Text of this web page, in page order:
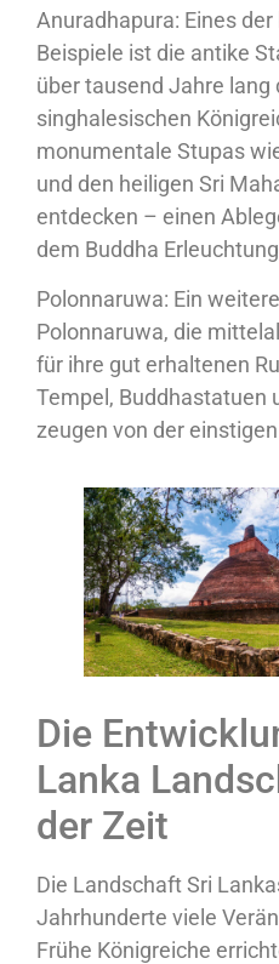
Anuradhapura: Eines
Beispiele ist die antike
über tausend Jahre lang
singhalesischen
monumentale Stupas
und den heiligen Sri
entdecken – einen
dem Buddha
Polonnaruwa: Ein
Polonnaruwa, die
für ihre gut erhaltenen
Tempel, Buddhastatuen
zeugen von der
Die
Lanka
der Zeit
Die Landschaft Sri
Jahrhunderte viele
Frühe Königreiche